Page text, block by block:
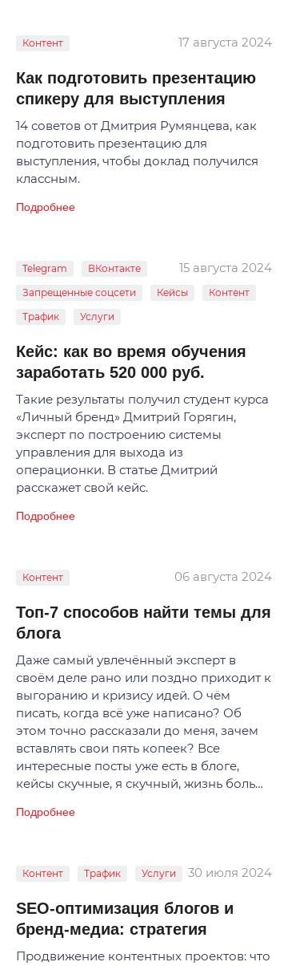
17 августа 2024
Контент
Как подготовить презентацию
спикеру для выступления
14 советов от Дмитрия Румянцева, как
подготовить презентацию для
выступления, чтобы доклад получился
классным.
Подробнее
15 августа 2024
Telegram
ВКонтакте
Запрещенные соцсети
Кейсы
Контент
Трафик
Услуги
Кейс: как во время обучения
заработать 520 000 руб.
Такие результаты получил студент курса
«Личный бренд» Дмитрий Горягин,
эксперт по построению системы
управления для выхода из
операционки. В статье Дмитрий
расскажет свой кейс.
Подробнее
06 августа 2024
Контент
Топ-7 способов найти темы для
блога
Даже самый увлечённый эксперт в
своём деле рано или поздно приходит к
выгоранию и кризису идей. О чём
писать, когда всё уже написано? Об
этом точно рассказали до меня, зачем
вставлять свои пять копеек? Все
интересные посты уже есть в блоге,
кейсы скучные, я скучный, жизнь боль…
Подробнее
30 июля 2024
Контент Трафик Услуги
SEO-оптимизация блогов и
бренд-медиа: стратегия
Продвижение контентных проектов: что